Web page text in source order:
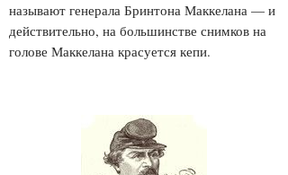
называют генерала Бринтона Маккелана — и
действительно, на большинстве снимков на
голове Маккелана красуется кепи.